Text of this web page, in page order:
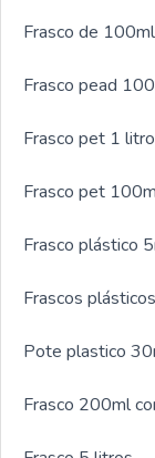
Frasco de
Frasco pead
Frasco pet 1 litro
Frasco pet
Frasco plástico
Frascos
Pote plastico
Frasco 200ml